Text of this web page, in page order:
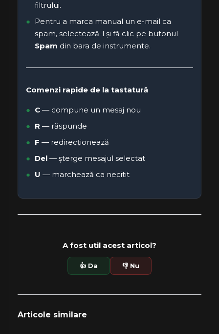
filtrului.
Pentru a marca manual un e-mail ca
spam, selectează-l și fă clic pe butonul
Spam din bara de instrumente.
Comenzi rapide de la tastatură
C — compune un mesaj nou
R — răspunde
F — redirecționează
Del — șterge mesajul selectat
U — marchează ca necitit
A fost util acest articol?
👍 Da 👎 Nu
Articole similare